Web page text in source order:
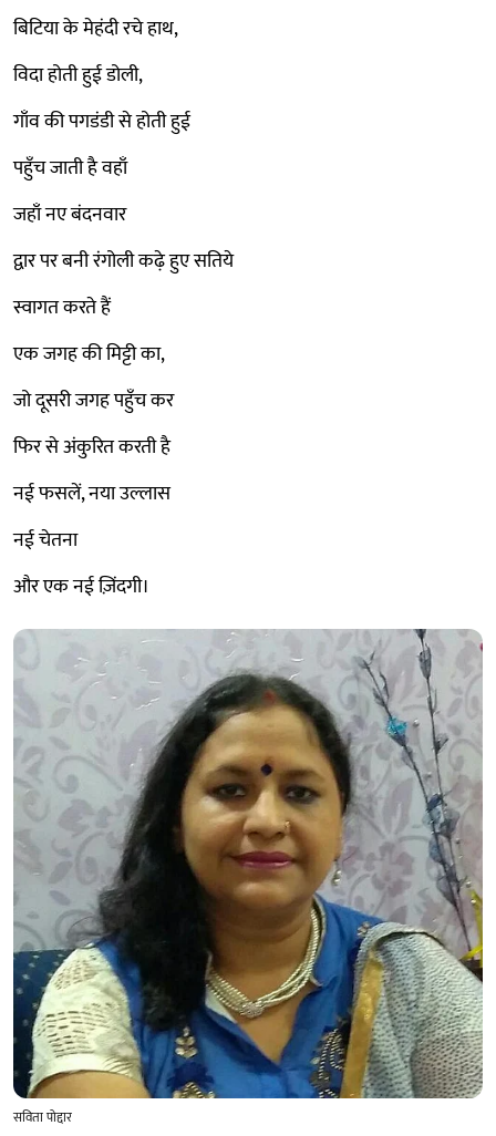
बिटिया के मेहंदी रचे हाथ,
विदा होती हुई डोली,
गाँव की पगडंडी से होती हुई
पहुँच जाती है वहाँ
जहाँ नए बंदनवार
द्वार पर बनी रंगोली कढ़े हुए सतिये
स्वागत करते हैं
एक जगह की मिट्टी का,
जो दूसरी जगह पहुँच कर
फिर से अंकुरित करती है
नई फसलें, नया उल्लास
नई चेतना
और एक नई ज़िंदगी।
सविता पोद्दार